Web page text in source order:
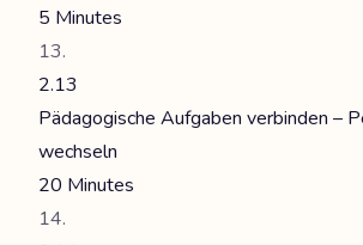
5 Minutes
2.13
Pädagogische Aufgaben verbinden –
wechseln
20 Minutes